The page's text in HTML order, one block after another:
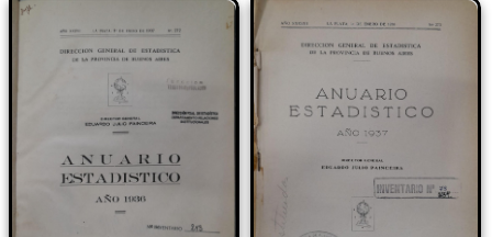
Search Button